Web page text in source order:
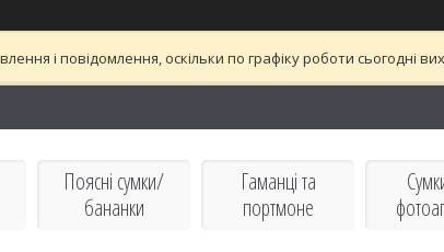
і повідомлення, оскільки по графіку роботи
Поясні сумки/
бананки
Гаманці та
портмоне